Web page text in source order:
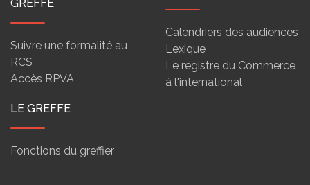
GREFFE
Suivre une formalité au
RCS
Accès RPVA
Calendriers des audiences
Lexique
Le registre du Commerce
à l'international
LE GREFFE
Fonctions du greffier